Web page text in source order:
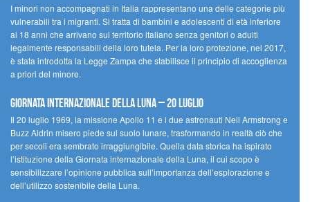
I minori non accompagnati in Italia rappresentano una delle categorie più
vulnerabili tra i migranti. Si tratta di bambini e adolescenti di età inferiore
ai 18 anni che arrivano sul territorio italiano senza genitori o adulti
legalmente responsabili della loro tutela. Per la loro protezione, nel 2017,
è stata introdotta la Legge Zampa che stabilisce il principio di accoglienza
a priori del minore.
Giornata Internazionale della Luna – 20 luglio
Il 20 luglio 1969, la missione Apollo 11 e i due astronauti Neil Armstrong e
Buzz Aldrin misero piede sul suolo lunare, trasformando in realtà ciò che
per secoli era sembrato irraggiungibile. Quella data storica ha ispirato
l’istituzione della Giornata internazionale della Luna, il cui scopo è
sensibilizzare l’opinione pubblica sull’importanza dell’esplorazione e
dell’utilizzo sostenibile della Luna.